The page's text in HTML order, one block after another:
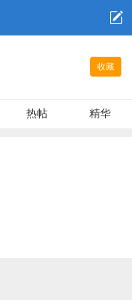
收藏
热帖 精华